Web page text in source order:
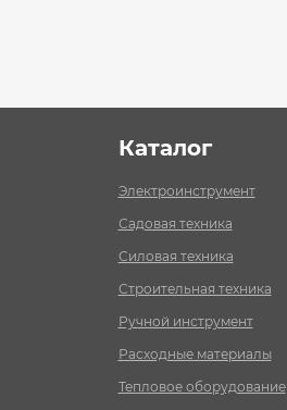
Каталог
Электроинструмент
Садовая техника
Силовая техника
Строительная техника
Ручной инструмент
Расходные материалы
Тепловое оборудование